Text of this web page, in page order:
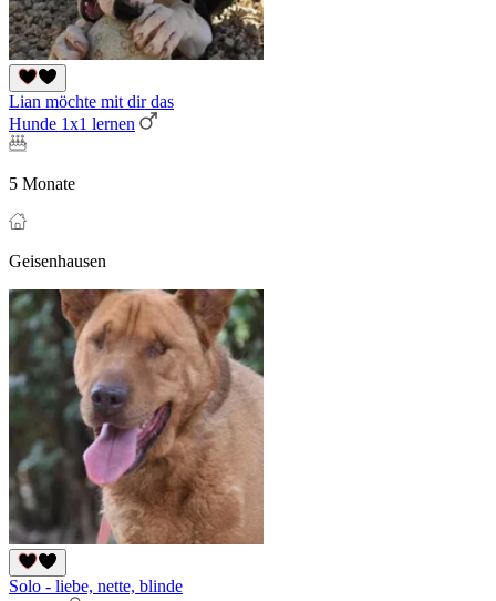
Lian möchte mit dir das
Hunde 1x1 lernen
5 Monate
Geisenhausen
Solo - liebe, nette, blinde